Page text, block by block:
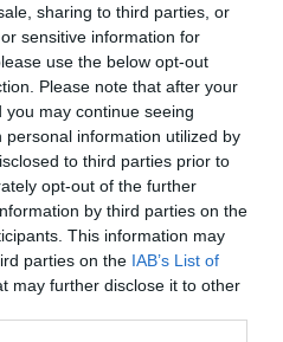
sharing to third parties, or
sensitive information for
use the below opt-out
Please note that after your
may continue seeing
information utilized by
to third parties prior to
opt-out of the further
by third parties on the
This information may
parties on the IAB’s List of
may further disclose it to other
είχαν εθελοντικό
τώρα πλέον
των εκλογών» δήλωσε
νέα όργανα του
κ. Θανάσης Βυρίνης.
να ανακοινωθούν
αποτελέσματα για τις
2025, Αθήνα